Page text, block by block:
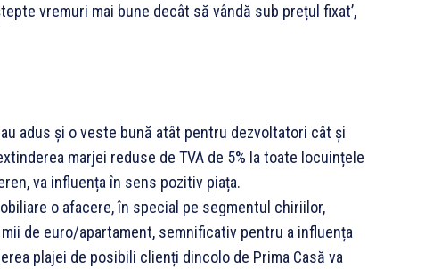
vremuri mai bune decât să vândă sub prețul fixat’,
adus și o veste bună atât pentru dezvoltatori cât și
marjei reduse de TVA de 5% la toate locuințele
va influența în sens pozitiv piața.
o afacere, în special pe segmentul chiriilor,
de euro/apartament, semnificativ pentru a influența
plajei de posibili clienți dincolo de Prima Casă va